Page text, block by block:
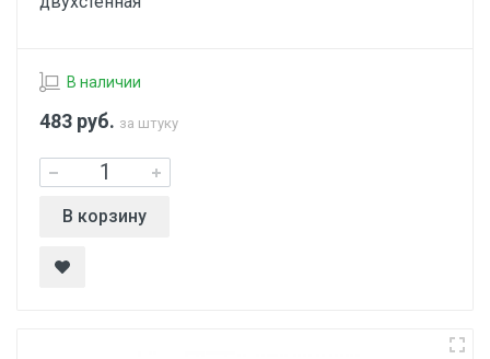
В наличии
483 руб. за штуку
В корзину